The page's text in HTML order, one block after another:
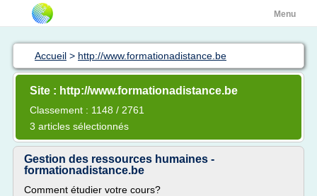
Menu
Accueil > http://www.formationadistance.be
Site : http://www.formationadistance.be
Classement : 1148 / 2761
3 articles sélectionnés
Gestion des ressources humaines -
formationadistance.be
Comment étudier votre cours?